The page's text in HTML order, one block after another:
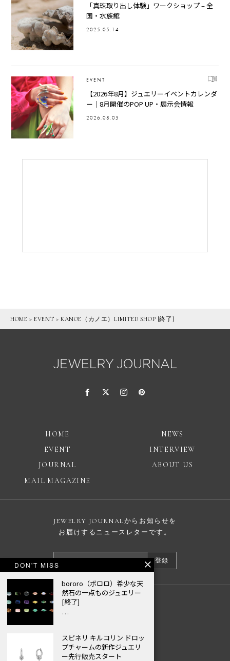
「真珠取り出し体験」ワークショップ – 全
国・水族館
2025.05.14
EVENT
【2026年8月】ジュエリーイベントカレンダ
ー｜8月開催のPOP UP・展示会情報
2026.08.05
HOME >EVENT >KANOE（カノエ）LIMITED SHOP [終了]
HOME
NEWS
EVENT
INTERVIEW
JOURNAL
ABOUT US
MAIL MAGAZINE
JEWELRY JOURNALからお知らせを
お届けするニュースレターです。
登録
© JEWELRY JOURNAL
DON'T MISS
bororo（ボロロ）希少な天
然石の一点ものジュエリー
[終了]
…
スピネリ キルコリン ドロッ
プチャームの新作ジュエリ
ー先行販売スタート